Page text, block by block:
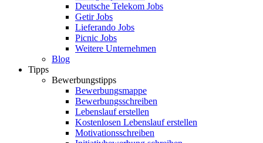
Deutsche Telekom Jobs
Getir Jobs
Lieferando Jobs
Picnic Jobs
Weitere Unternehmen
Blog
Tipps
Bewerbungstipps
Bewerbungsmappe
Bewerbungsschreiben
Lebenslauf erstellen
Kostenlosen Lebenslauf erstellen
Motivationsschreiben